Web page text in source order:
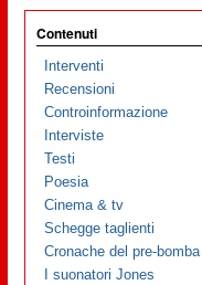
Contenuti
Interventi
Recensioni
Controinformazione
Interviste
Testi
Poesia
Cinema & tv
Schegge taglienti
Cronache del pre-bomba
I suonatori Jones